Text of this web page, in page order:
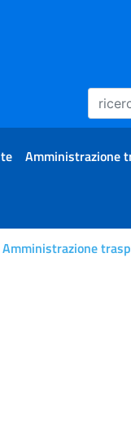
Amministrazione
Amministrazione